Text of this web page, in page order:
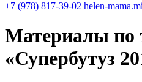
+7 (978) 817-39-02 helen-
Материалы по
«Супербутуз